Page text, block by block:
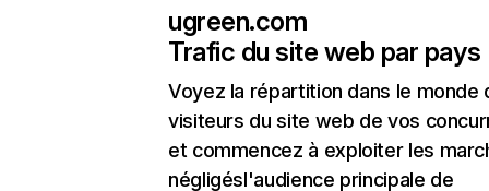
ugreen.com
Trafic du site web par pays
Voyez la répartition dans le monde
visiteurs du site web de vos
et commencez à exploiter les
négligésl'audience principale de